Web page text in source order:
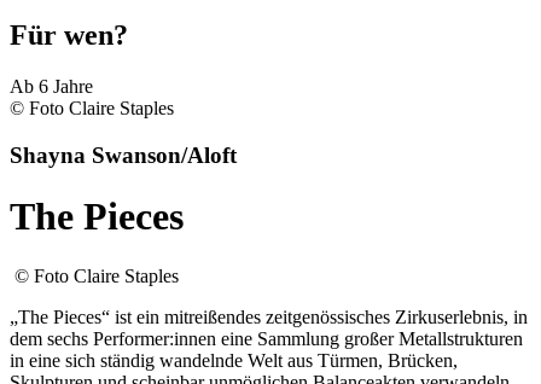
Für wen?
Ab 6 Jahre
© Foto Claire Staples
Shayna Swanson/Aloft
The Pieces
© Foto Claire Staples
„The Pieces“ ist ein mitreißendes zeitgenössisches Zirkuserlebnis, in
dem sechs Performer:innen eine Sammlung großer Metallstrukturen
in eine sich ständig wandelnde Welt aus Türmen, Brücken,